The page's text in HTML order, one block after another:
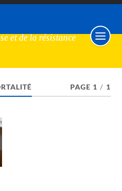
et de la résistance
PAGE 1 / 1